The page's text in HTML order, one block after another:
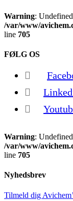
Warning:
/var/www/
line 705
FØLG OS
Warning:
/var/www/
line 705
Nyhedsbrev
Tilmeld dig